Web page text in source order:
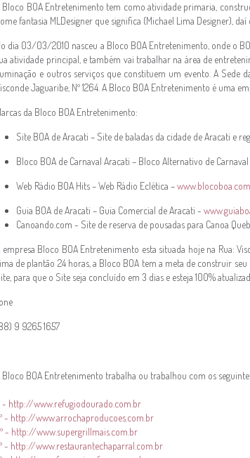
Bloco BOA Entretenimento tem como atividade primaria,
fantasia MLDesigner que significa (Michael Lima Designer),
dia 03/03/2010 nasceu a Bloco BOA Entretenimento, onde o
atividade principal, e também vai trabalhar na área de
e outros serviços que constituem um evento. A Sede
Jaguaribe, Nº 1264. A Bloco BOA Entretenimento é uma
da Bloco BOA Entretenimento:
Site BOA de Aracati – Site de baladas da cidade de Aracati e
Bloco BOA de Carnaval Aracati – Bloco Alternativo de
Web Rádio BOA Hits – Web Rádio Eclética –
Guia BOA de Aracati – Guia Comercial de Aracati -
Canoando.com - Site de reserva de pousadas para Canoa
empresa Bloco BOA Entretenimento esta situada hoje na Rua:
de plantão 24 horas, a Bloco BOA tem a meta de construir
para que o Site seja concluído em 3 dias e esteja 100%
9 9265 1657
Bloco BOA Entretenimento trabalha ou trabalhou com os
- http://www.refugiodourado.com.br
- http://www.arrochaproducoes.com.br
- http://www.supergrillmais.com.br
- http://www.restaurantechaparral.com.br